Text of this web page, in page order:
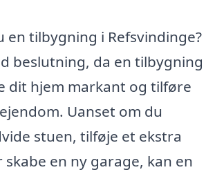
en tilbygning i Refsvindinge?
beslutning, da en tilbygning
dit hjem markant og tilføre
Uanset om du
stuen, tilføje et ekstra
en ny garage, kan en